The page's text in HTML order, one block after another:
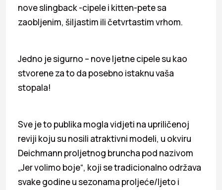
nove slingback -cipele i kitten-pete sa
zaobljenim, šiljastim ili četvrtastim vrhom.
Jedno je sigurno – nove ljetne cipele su kao
stvorene za to da posebno istaknu vaša
stopala!
Sve je to publika mogla vidjeti na upriličenoj
reviji koju su nosili atraktivni modeli, u okviru
Deichmann proljetnog bruncha pod nazivom
„Jer volimo boje“, koji se tradicionalno održava
svake godine u sezonama proljeće/ljeto i